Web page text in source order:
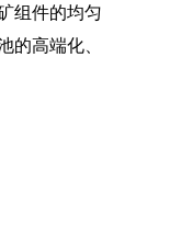
组件的均匀
的高端化、